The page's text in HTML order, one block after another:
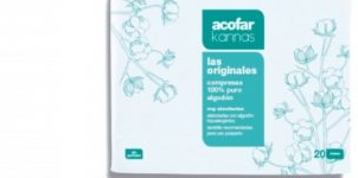
a la
lista de
deseos